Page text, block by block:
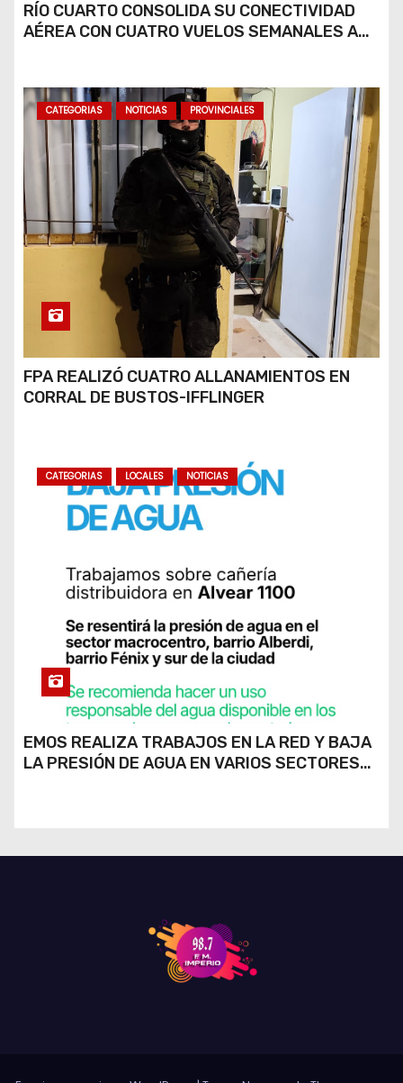
RÍO CUARTO CONSOLIDA SU CONECTIVIDAD
AÉREA CON CUATRO VUELOS SEMANALES A
CATEGORIAS NOTICIAS PROVINCIALES
FPA REALIZÓ CUATRO ALLANAMIENTOS EN
CORRAL DE BUSTOS-IFFLINGER
CATEGORIAS LOCALES NOTICIAS
EMOS REALIZA TRABAJOS EN LA RED Y BAJA
LA PRESIÓN DE AGUA EN VARIOS SECTORES